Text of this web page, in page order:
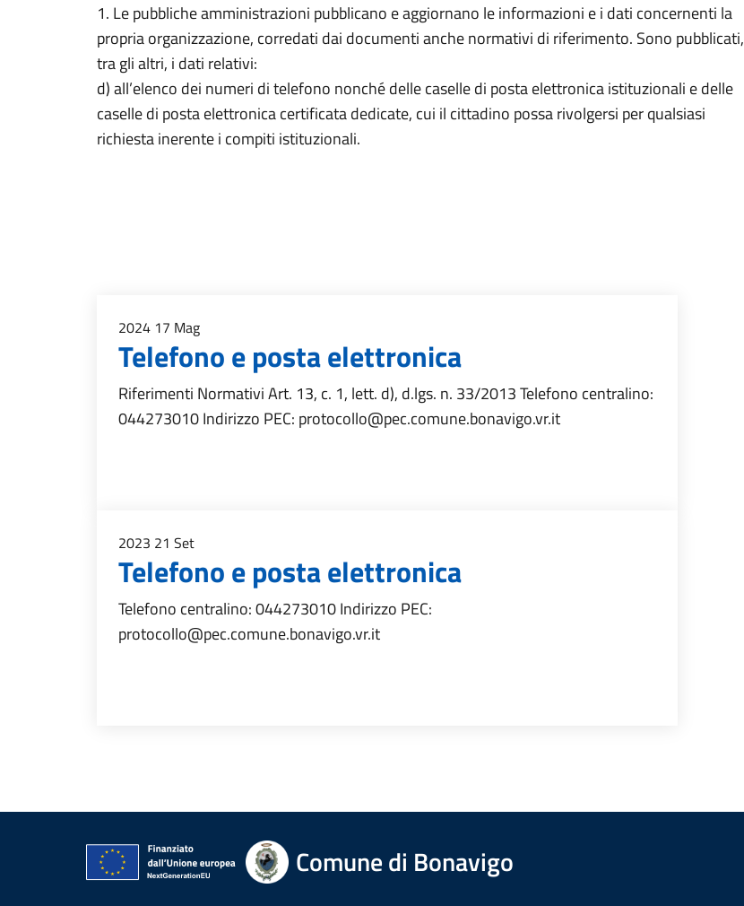
1. Le pubbliche amministrazioni pubblicano e aggiornano le informazioni e i dati concernenti la
propria organizzazione, corredati dai documenti anche normativi di riferimento. Sono pubblicati,
tra gli altri, i dati relativi:
d) all’elenco dei numeri di telefono nonché delle caselle di posta elettronica istituzionali e delle
caselle di posta elettronica certificata dedicate, cui il cittadino possa rivolgersi per qualsiasi
richiesta inerente i compiti istituzionali.
2024 17 Mag
Telefono e posta elettronica
Riferimenti Normativi Art. 13, c. 1, lett. d), d.lgs. n. 33/2013 Telefono centralino:
044273010 Indirizzo PEC: protocollo@pec.comune.bonavigo.vr.it
2023 21 Set
Telefono e posta elettronica
Telefono centralino: 044273010 Indirizzo PEC:
protocollo@pec.comune.bonavigo.vr.it
Comune di Bonavigo